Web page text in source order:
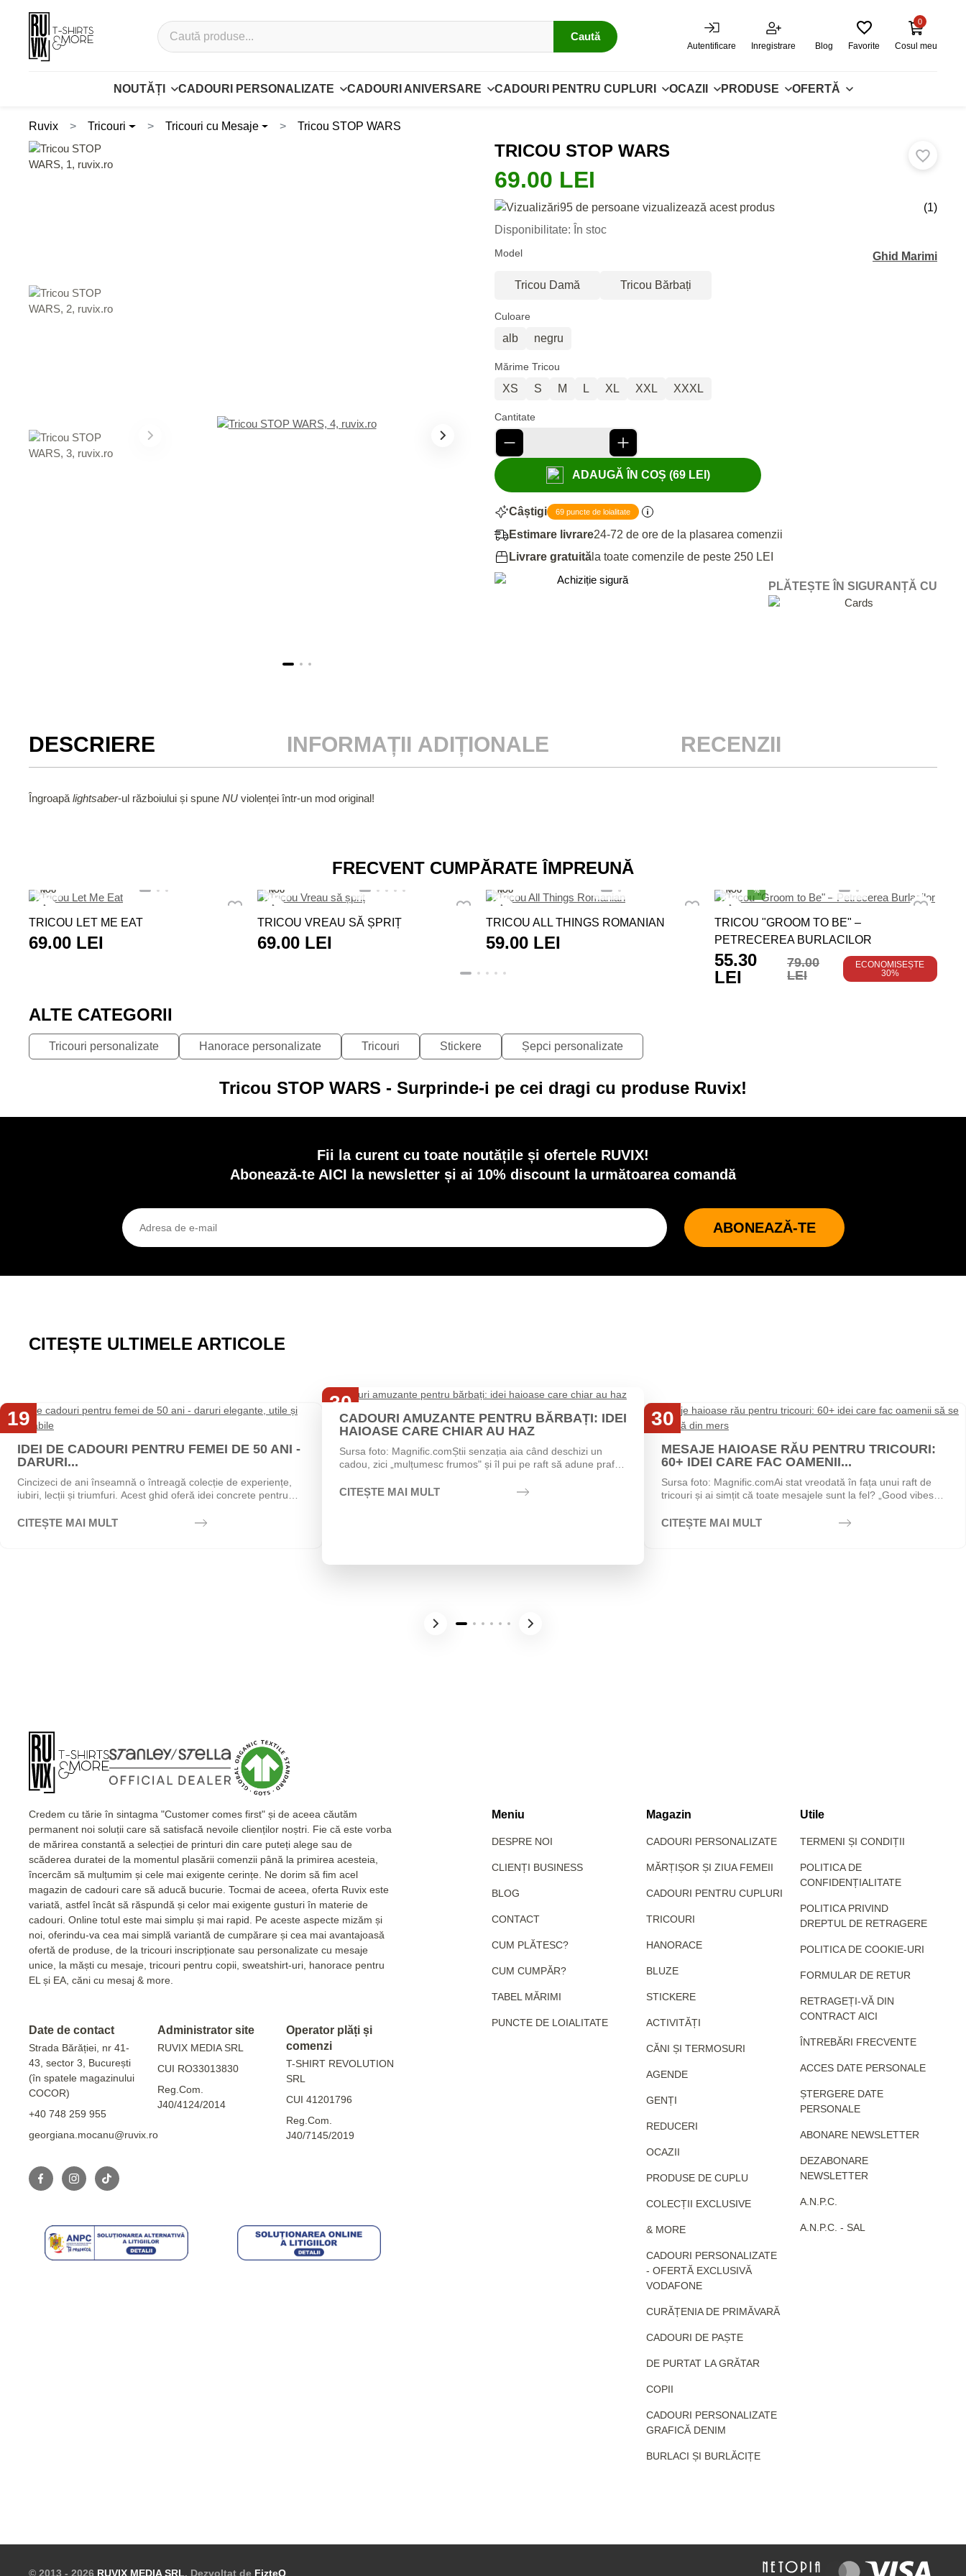
Caută
Autentificare Inregistrare Blog Favorite Cosul meu
0
NOUTĂȚI CADOURI PERSONALIZATE CADOURI ANIVERSARE CADOURI PENTRU CUPLURI OCAZII PRODUSE OFERTĂ
Ruvix Tricouri Tricouri cu Mesaje Tricou STOP WARS
TRICOU STOP WARS
69.00 LEI
95 de persoane vizualizează acest produs
(1)
Disponibilitate: În stoc
Model Ghid Marimi
Tricou Damă Tricou Bărbați
Culoare
alb negru
Mărime Tricou
XS S M L XL XXL XXXL
Cantitate
ADAUGĂ ÎN COȘ (69 LEI)
Câștigi 69 puncte de loialitate
Estimare livrare24-72 de ore de la plasarea comenzii
Livrare gratuită la toate comenzile de peste 250 LEI
PLĂTEȘTE ÎN SIGURANȚĂ CU
DESCRIERE INFORMAȚII ADIȚIONALE RECENZII
Îngroapă lightsaber-ul războiului și spune NU violenței într-un mod original!
FRECVENT CUMPĂRATE ÎMPREUNĂ
NOU
TRICOU LET ME EAT
69.00 LEI
NOU
TRICOU VREAU SĂ ȘPRIȚ
69.00 LEI
NOU
TRICOU ALL THINGS ROMANIAN
59.00 LEI
NOU %
TRICOU "GROOM TO BE" –
PETRECEREA BURLACILOR
55.30
LEI
79.00
LEI
ECONOMISEȘTE
30%
ALTE CATEGORII
Tricouri personalizate Hanorace personalizate Tricouri Stickere Șepci personalizate
Tricou STOP WARS - Surprinde-i pe cei dragi cu produse Ruvix!
Fii la curent cu toate noutățile și ofertele RUVIX!
Abonează-te AICI la newsletter și ai 10% discount la următoarea comandă
ABONEAZĂ-TE
CITEȘTE ULTIMELE ARTICOLE
19
IDEI DE CADOURI PENTRU FEMEI DE 50 ANI -
DARURI...
Cincizeci de ani înseamnă o întreagă colecție de experiențe,
iubiri, lecții și triumfuri. Acest ghid oferă idei concrete pentru
CITEȘTE MAI MULT
30
Iul
CADOURI AMUZANTE PENTRU BĂRBAȚI: IDEI
HAIOASE CARE CHIAR AU HAZ
Sursa foto: Magnific.comȘtii senzația aia când deschizi un
cadou, zici „mulțumesc frumos" și îl pui pe raft să adune praf?
CITEȘTE MAI MULT
30
MESAJE HAIOASE RĂU PENTRU TRICOURI:
60+ IDEI CARE FAC OAMENII...
Sursa foto: Magnific.comAi stat vreodată în fața unui raft de
tricouri și ai simțit că toate mesajele sunt la fel? „Good vibes
CITEȘTE MAI MULT
Credem cu tărie în sintagma "Customer comes first" și de aceea căutăm
permanent noi soluții care să satisfacă nevoile clienților noștri. Fie că este vorba
de mărirea constantă a selecției de printuri din care puteți alege sau de
scăderea duratei de la momentul plasării comenzii până la primirea acesteia,
încercăm să mulțumim și cele mai exigente cerințe. Ne dorim să fim acel
magazin de cadouri care să aducă bucurie. Tocmai de aceea, oferta Ruvix este
variată, astfel încât să răspundă și celor mai exigente gusturi în materie de
cadouri. Online totul este mai simplu și mai rapid. Pe aceste aspecte mizăm și
noi, oferindu-va cea mai simplă variantă de cumpărare și cea mai avantajoasă
ofertă de produse, de la tricouri inscripționate sau personalizate cu mesaje
unice, la măști cu mesaje, tricouri pentru copii, sweatshirt-uri, hanorace pentru
EL și EA, căni cu mesaj & more.
Date de contact
Strada Bărăției, nr 41-
43, sector 3, București
(în spatele magazinului
COCOR)
+40 748 259 955
georgiana.mocanu@ruvix.ro
Administrator site
RUVIX MEDIA SRL
CUI RO33013830
Reg.Com.
J40/4124/2014
Operator plăți și
comenzi
T-SHIRT REVOLUTION
SRL
CUI 41201796
Reg.Com.
J40/7145/2019
Meniu
DESPRE NOI
CLIENȚI BUSINESS
BLOG
CONTACT
CUM PLĂTESC?
CUM CUMPĂR?
TABEL MĂRIMI
PUNCTE DE LOIALITATE
Magazin
CADOURI PERSONALIZATE
MĂRȚIȘOR ȘI ZIUA FEMEII
CADOURI PENTRU CUPLURI
TRICOURI
HANORACE
BLUZE
STICKERE
ACTIVITĂȚI
CĂNI ȘI TERMOSURI
AGENDE
GENȚI
REDUCERI
OCAZII
PRODUSE DE CUPLU
COLECȚII EXCLUSIVE
& MORE
CADOURI PERSONALIZATE
- OFERTĂ EXCLUSIVĂ
VODAFONE
CURĂȚENIA DE PRIMĂVARĂ
CADOURI DE PAȘTE
DE PURTAT LA GRĂTAR
COPII
CADOURI PERSONALIZATE
GRAFICĂ DENIM
BURLACI ȘI BURLĂCIȚE
Utile
TERMENI ȘI CONDIȚII
POLITICA DE
CONFIDENȚIALITATE
POLITICA PRIVIND
DREPTUL DE RETRAGERE
POLITICA DE COOKIE-URI
FORMULAR DE RETUR
RETRAGEȚI-VĂ DIN
CONTRACT AICI
ÎNTREBĂRI FRECVENTE
ACCES DATE PERSONALE
ȘTERGERE DATE
PERSONALE
ABONARE NEWSLETTER
DEZABONARE
NEWSLETTER
A.N.P.C.
A.N.P.C. - SAL
© 2013 - 2026 RUVIX MEDIA SRL. Dezvoltat de FizteQ